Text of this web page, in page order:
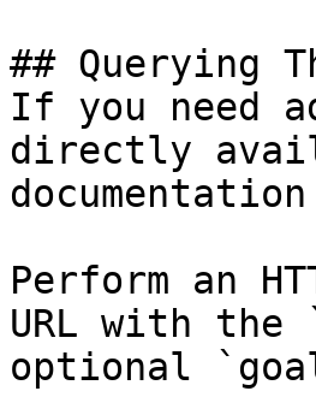
## Querying
If you need
directly
Perform an
URL with the
optional